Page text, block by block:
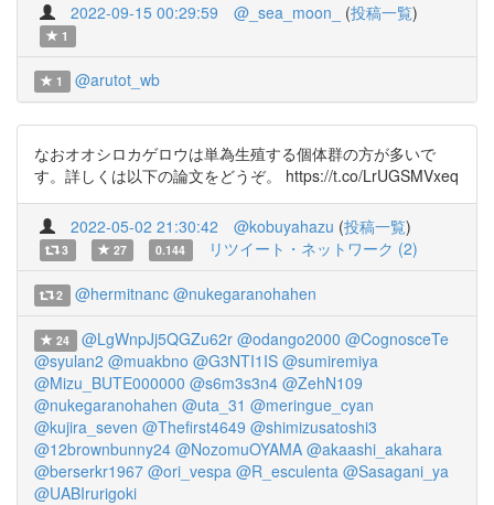
2022-09-15 00:29:59 @_sea_moon_ (投稿一覧)
1
1 @arutot_wb
なおオオシロカゲロウは単為生殖する個体群の方が多いで
す。詳しくは以下の論文をどうぞ。 https://t.co/LrUGSMVxeq
2022-05-02 21:30:42 @kobuyahazu (投稿一覧)
3 27 0.144 リツイート・ネットワーク (2)
2 @hermitnanc @nukegaranohahen
24 @LgWnpJj5QGZu62r @odango2000 @CognosceTe
@syulan2 @muakbno @G3NTI1IS @sumiremiya
@Mizu_BUTE000000 @s6m3s3n4 @ZehN109
@nukegaranohahen @uta_31 @meringue_cyan
@kujira_seven @Thefirst4649 @shimizusatoshi3
@12brownbunny24 @NozomuOYAMA @akaashi_akahara
@berserkr1967 @ori_vespa @R_esculenta @Sasagani_ya
@UABIrurigoki